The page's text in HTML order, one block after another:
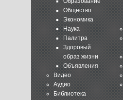
Общество
Экономика
Наука
Палитра
Здоровый
образ жизни
Объявления
Видео
Аудио
Библиотека